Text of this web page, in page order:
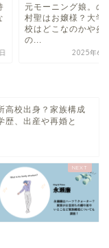
桜井日奈子は早稲田
を卒業している？学
鼻や顔が変わった、
愛...
2024年7
高校出身？家族構成
歴、出産や再婚と